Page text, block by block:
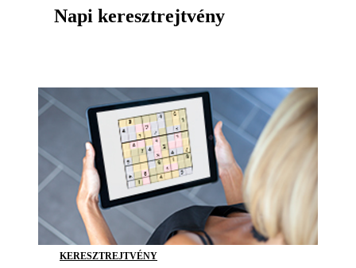
Napi keresztrejtvény
KERESZTREJTVÉNY